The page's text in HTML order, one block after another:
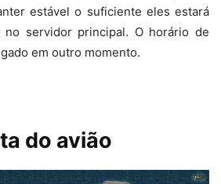
estável o suficiente eles estará
no servidor principal. O horário de
em outro momento.
do avião